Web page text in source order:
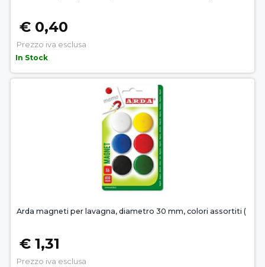
€ 0,40
Prezzo iva esclusa
In Stock
Arda magneti per lavagna, diametro 30 mm, colori assortiti (
€ 1,31
Prezzo iva esclusa